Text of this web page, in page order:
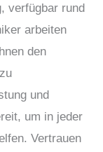
verfügbar rund
arbeiten
den
und
um in jeder
Vertrauen